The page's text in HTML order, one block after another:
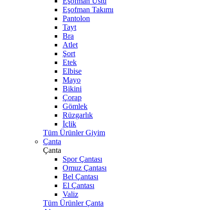
Eşofman Takımı
Pantolon
Tayt
Bra
Atlet
Şort
Etek
Elbise
Mayo
Bikini
Çorap
Gömlek
Rüzgarlık
İçlik
Tüm Ürünler Giyim
Çanta
Çanta
Spor Çantası
Omuz Çantası
Bel Çantası
El Çantası
Valiz
Tüm Ürünler Çanta